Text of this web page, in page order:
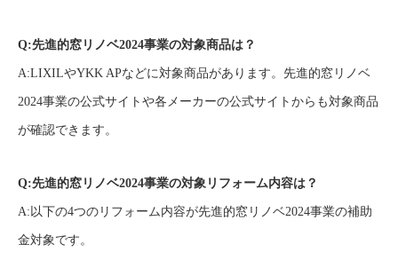
Q:先進的窓リノベ2024事業の対象商品は？
A:LIXILやYKK APなどに対象商品があります。先進的窓リノベ
2024事業の公式サイトや各メーカーの公式サイトからも対象商品
が確認できます。
Q:先進的窓リノベ2024事業の対象リフォーム内容は？
A:以下の4つのリフォーム内容が先進的窓リノベ2024事業の補助
金対象です。